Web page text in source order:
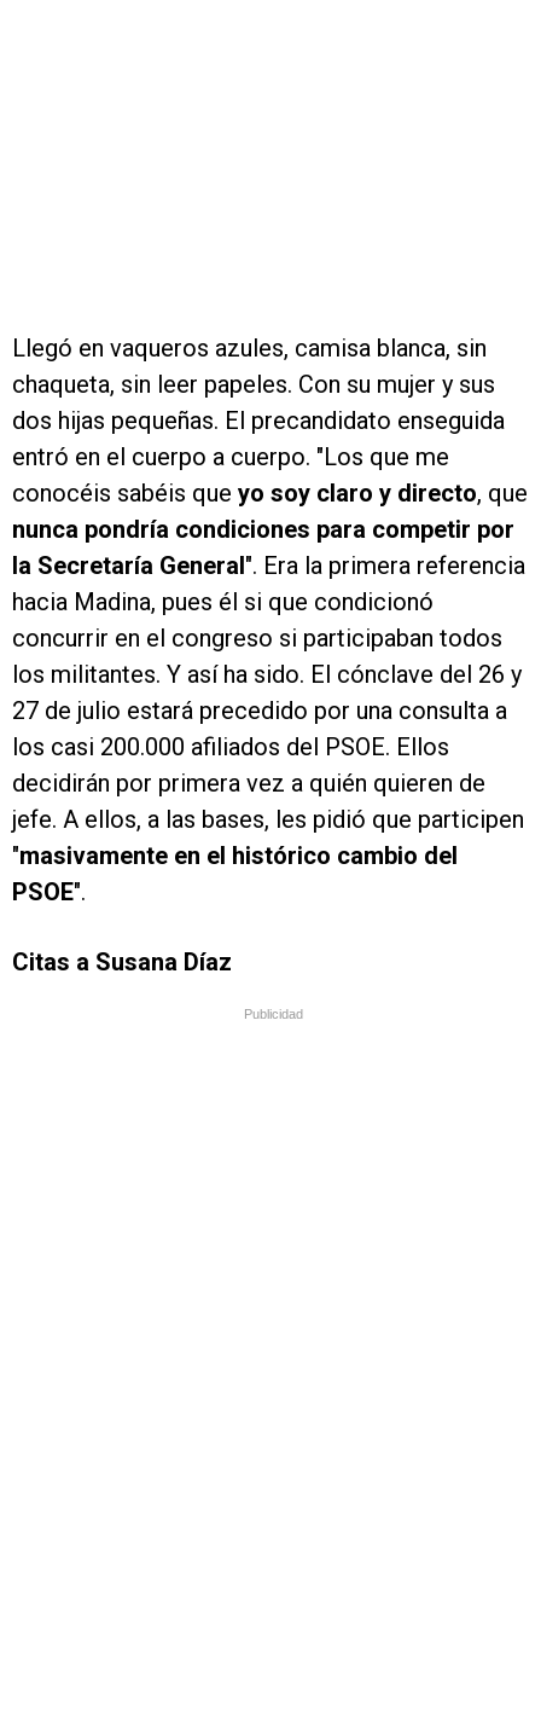
Llegó en vaqueros azules, camisa blanca, sin
chaqueta, sin leer papeles. Con su mujer y sus
dos hijas pequeñas. El precandidato enseguida
entró en el cuerpo a cuerpo. "Los que me
conocéis sabéis que yo soy claro y directo, que
nunca pondría condiciones para competir por
la Secretaría General". Era la primera referencia
hacia Madina, pues él si que condicionó
concurrir en el congreso si participaban todos
los militantes. Y así ha sido. El cónclave del 26 y
27 de julio estará precedido por una consulta a
los casi 200.000 afiliados del PSOE. Ellos
decidirán por primera vez a quién quieren de
jefe. A ellos, a las bases, les pidió que participen
"masivamente en el histórico cambio del
PSOE".
Citas a Susana Díaz
Publicidad